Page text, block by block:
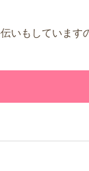
いもしています